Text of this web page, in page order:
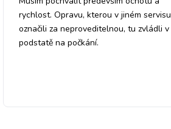
rychlost. Opravu, kterou v jiném servisu
označili za neproveditelnou, tu zvládli v
podstatě na počkání.